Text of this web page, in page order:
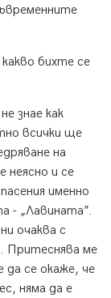
бихте се
знае как
всички ще
на
неясно и се
именно
- „Лавината”.
очаква с
Притеснява ме
се окаже, че
няма да е